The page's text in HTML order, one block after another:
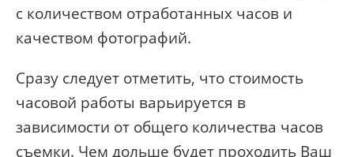
с количеством отработанных часов и
качеством фотографий.
Сразу следует отметить, что стоимость
часовой работы варьируется в
зависимости от общего количества часов
съемки. Чем дольше будет проходить Ваш